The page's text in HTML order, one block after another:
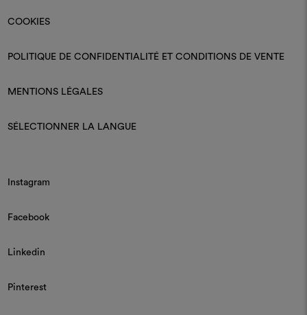
COOKIES
POLITIQUE DE CONFIDENTIALITÉ ET CONDITIONS DE VENTE
MENTIONS LÉGALES
SÉLECTIONNER LA LANGUE
Instagram
Facebook
Linkedin
Pinterest